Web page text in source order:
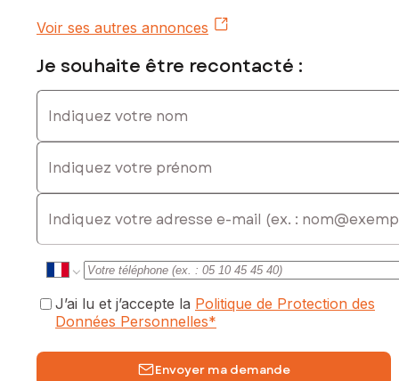
Voir ses autres annonces
Je souhaite être recontacté :
Indiquez votre nom
Indiquez votre prénom
E-mail
J’ai lu et j’accepte la Politique de Protection des
Données Personnelles*
Envoyer ma demande